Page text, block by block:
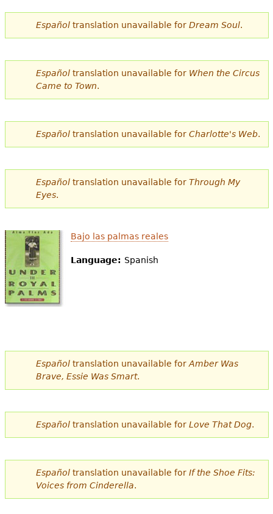
Más recursos
e
s
a
q
Españoltranslation unavailable for Dream Soul.
Españoltranslation unavailable for When the Circus
Came to Town.
Españoltranslation unavailable for Charlotte's Web.
Españoltranslation unavailable for Through My
Eyes.
Bajo las palmas reales
Language: Spanish
Españoltranslation unavailable for Amber Was
Brave, Essie Was Smart.
Españoltranslation unavailable for Love That Dog.
Españoltranslation unavailable for If the Shoe Fits:
Voices from Cinderella.